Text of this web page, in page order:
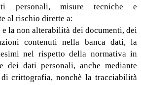
personali, misure tecniche e
al rischio dirette a:
la non alterabilità dei documenti, dei
contenuti nella banca dati, la
nel rispetto della normativa in
dei dati personali, anche mediante
crittografia, nonchè la tracciabilità